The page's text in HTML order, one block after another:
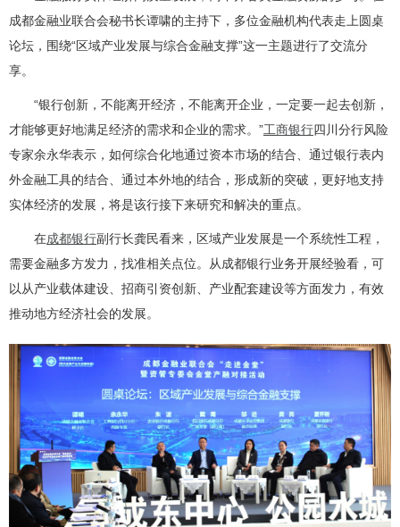
成都金融业联合会秘书长谭啸的主持下，多位金融机构代表走上圆桌
论坛，围绕“区域产业发展与综合金融支撑”这一主题进行了交流分
享。
“银行创新，不能离开经济，不能离开企业，一定要一起去创新，
才能够更好地满足经济的需求和企业的需求。”工商银行四川分行风险
专家余永华表示，如何综合化地通过资本市场的结合、通过银行表内
外金融工具的结合、通过本外地的结合，形成新的突破，更好地支持
实体经济的发展，将是该行接下来研究和解决的重点。
在成都银行副行长龚民看来，区域产业发展是一个系统性工程，
需要金融多方发力，找准相关点位。从成都银行业务开展经验看，可
以从产业载体建设、招商引资创新、产业配套建设等方面发力，有效
推动地方经济社会的发展。